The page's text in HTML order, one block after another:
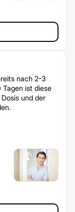
nach 2-3
ist diese
und der